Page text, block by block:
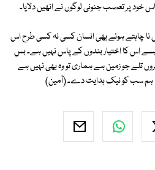
خود پر تعصب جنونی لوگوں نے انھیں دلایا۔
نا چاہتے ہوئے بھی انسان کسی نہ کسی طرح اس
اس کا اختیار بندوں کے پاس نہیں ہے۔ بس
تلے جو زمین ہے ہماری تو وہ بھی نہیں ہے
ہم سب کو نیک ہدایت دے۔ (آمین)